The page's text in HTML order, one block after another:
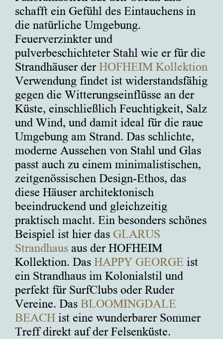
schafft ein Gefühl des Eintauchens in
die natürliche Umgebung.
Feuerverzinkter und
pulverbeschichteter Stahl wie er für die
Strandhäuser derHOFHEIM Kollektion
Verwendung findet ist widerstandsfähig
gegen die Witterungseinflüsse an der
Küste, einschließlich Feuchtigkeit, Salz
und Wind, und damit ideal für die raue
Umgebung am Strand. Das schlichte,
moderne Aussehen von Stahl und Glas
passt auch zu einem minimalistischen,
zeitgenössischen Design-Ethos, das
diese Häuser architektonisch
beeindruckend und gleichzeitig
praktisch macht. Ein besonders schönes
Beispiel ist hier das GLARUS
Strandhaus aus der HOFHEIM
Kollektion. Das HAPPY GEORGE ist
ein Strandhaus im Kolonialstil und
perfekt für SurfClubs oder Ruder
Vereine. Das BLOOMINGDALE
BEACH ist eine wunderbarer Sommer
Treff direkt auf der Felsenküste.